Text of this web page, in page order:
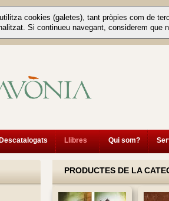
cookies (galetes), tant pròpies com de
Si continueu navegant, considerem que
Descatalogats Llibres Qui som?
PRODUCTES DE LA